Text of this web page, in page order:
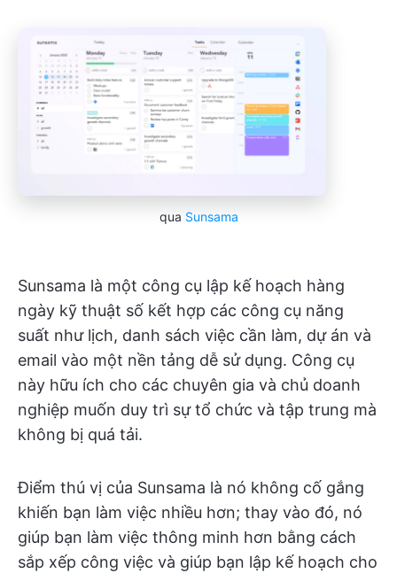
qua Sunsama
Sunsama là một công cụ lập kế hoạch hàng
ngày kỹ thuật số kết hợp các công cụ năng
suất như lịch, danh sách việc cần làm, dự án và
email vào một nền tảng dễ sử dụng. Công cụ
này hữu ích cho các chuyên gia và chủ doanh
nghiệp muốn duy trì sự tổ chức và tập trung mà
không bị quá tải.
Điểm thú vị của Sunsama là nó không cố gắng
khiến bạn làm việc nhiều hơn; thay vào đó, nó
giúp bạn làm việc thông minh hơn bằng cách
sắp xếp công việc và giúp bạn lập kế hoạch cho